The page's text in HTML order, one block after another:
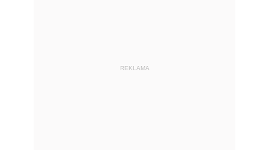
REKLAMA